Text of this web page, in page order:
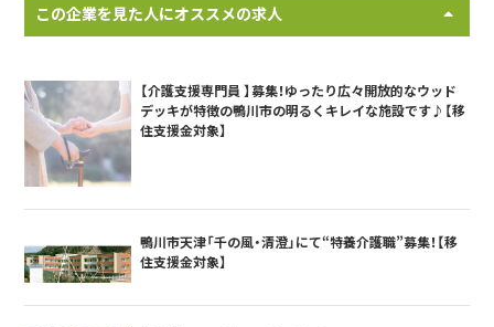
この企業を見た人にオススメの求人
【介護支援専門員 】募集！ゆったり広々開放的なウッド
デッキが特徴の鴨川市の明るくキレイな施設です♪【移
住支援金対象】
鴨川市天津「千の風・清澄」にて“特養介護職”募集！【移
住支援金対象】